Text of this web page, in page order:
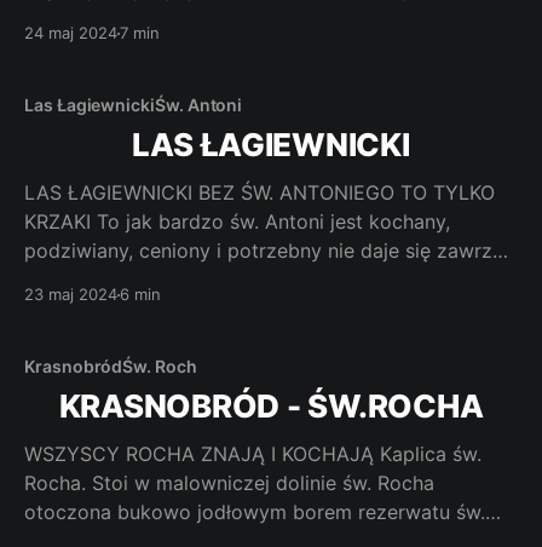
Rzymówka. Do Rzymówki dołączony jest materiał
Święta którą pochowana, w Międzynarodowym
Sanktuarium św. Jadwigi w Trzebnicy w
24 maj 20247 min
Las ŁagiewnickiŚw. Antoni
LAS ŁAGIEWNICKI
LAS ŁAGIEWNICKI BEZ ŚW. ANTONIEGO TO TYLKO
KRZAKI To jak bardzo św. Antoni jest kochany,
podziwiany, ceniony i potrzebny nie daje się zawrzeć
turystyczne Łagiewniki z pomijaniem jego osoby i roli
najszybszą trasą jedziemy samochodem
23 maj 20246 min
KrasnobródŚw. Roch
KRASNOBRÓD - ŚW.ROCHA
WSZYSCY ROCHA ZNAJĄ I KOCHAJĄ Kaplica św.
Rocha. Stoi w malowniczej dolinie św. Rocha
otoczona bukowo jodłowym borem rezerwatu św.